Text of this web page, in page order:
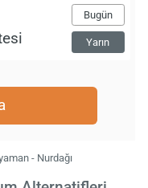
Bugün
Yarın
- Nurdağı